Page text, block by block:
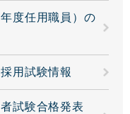
度任用職員）の
用試験情報
試験合格発表